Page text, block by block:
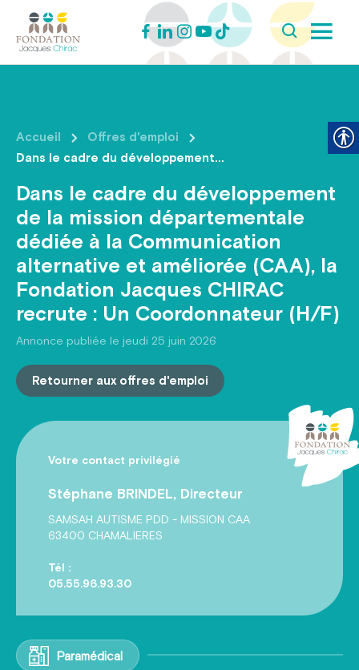
Accueil
Offres d'emploi
Dans le cadre du développement...
Dans le cadre du développement
de la mission départementale
dédiée à la Communication
alternative et améliorée (CAA), la
Fondation Jacques CHIRAC
recrute : Un Coordonnateur (H/F)
Annonce publiée le jeudi 25 juin 2026
Retourner aux offres d'emploi
Votre contact privilégié
Stéphane BRINDEL, Directeur
SAMSAH AUTISME PDD - MISSION CAA
63400 CHAMALIERES
Tél :
05.55.96.93.30
Paramédical